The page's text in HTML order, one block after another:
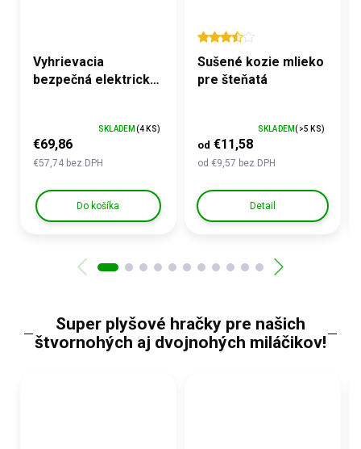
Vyhrievacia
bezpečná elektrická
€57,74 bez DPH
€69,86
SKLADEM (4 KS)
Do košíka
Sušené kozie mlieko
pre šteňatá
od €9,57 bez DPH
od €11,58
SKLADEM(>5 KS)
Detail
Super plyšové hračky pre našich
štvornohých aj dvojnohých miláčikov!